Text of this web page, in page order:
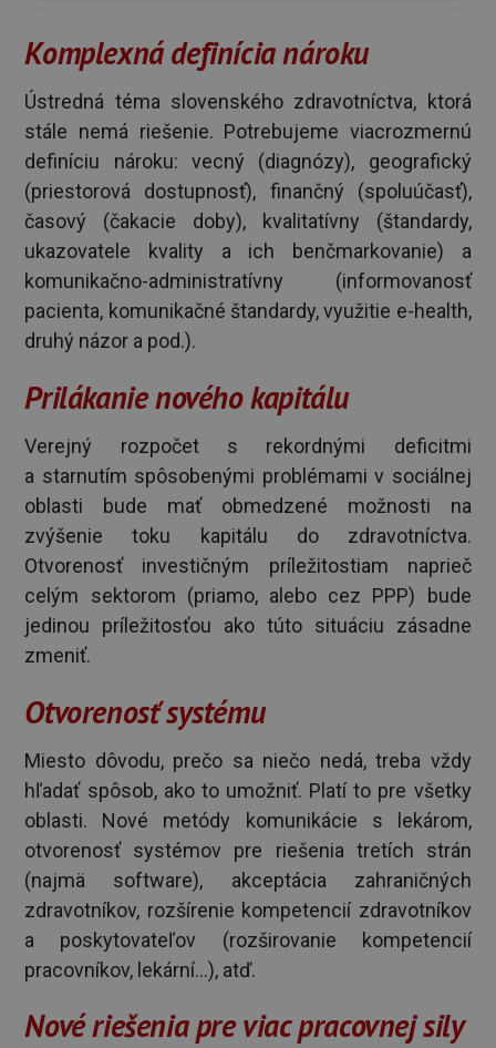
Komplexná definícia nároku
Ústredná téma slovenského zdravotníctva, ktorá
stále nemá riešenie. Potrebujeme viacrozmernú
definíciu nároku: vecný (diagnózy), geografický
(priestorová dostupnosť), finančný (spoluúčasť),
časový (čakacie doby), kvalitatívny (štandardy,
ukazovatele kvality a ich benčmarkovanie) a
komunikačno-administratívny (informovanosť
pacienta, komunikačné štandardy, využitie e-health,
druhý názor a pod.).
Prilákanie nového kapitálu
Verejný rozpočet s rekordnými deficitmi
a starnutím spôsobenými problémami v sociálnej
oblasti bude mať obmedzené možnosti na
zvýšenie toku kapitálu do zdravotníctva.
Otvorenosť investičným príležitostiam naprieč
celým sektorom (priamo, alebo cez PPP) bude
jedinou príležitosťou ako túto situáciu zásadne
zmeniť.
Otvorenosť systému
Miesto dôvodu, prečo sa niečo nedá, treba vždy
hľadať spôsob, ako to umožniť. Platí to pre všetky
oblasti. Nové metódy komunikácie s lekárom,
otvorenosť systémov pre riešenia tretích strán
(najmä software), akceptácia zahraničných
zdravotníkov, rozšírenie kompetencií zdravotníkov
a poskytovateľov (rozširovanie kompetencií
pracovníkov, lekární...), atď.
Nové riešenia pre viac pracovnej sily